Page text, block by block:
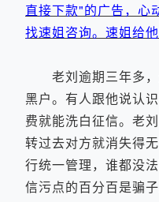
直接下款"的广告，心
找速姐咨询。速姐给
老刘逾期三年多，
黑户。有人跟他说认
费就能洗白征信。老
转过去对方就消失得
行统一管理，谁都没
信污点的百分百是骗子